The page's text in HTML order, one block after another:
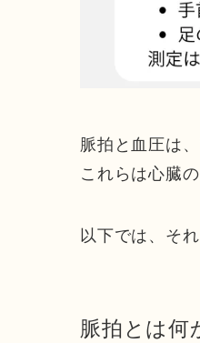
脈拍と血圧は
これらは心臓
以下では、そ
脈拍とは何